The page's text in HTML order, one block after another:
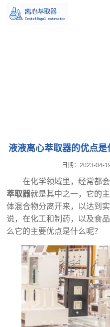
液液离心萃取器的优点
2023-04-
日期：
在化学领域里，经常都
萃取器就是其中之一，它的
体混合物分离开来，以达到
说，在化工和制药，以及食
么它的主要优点是什么呢？